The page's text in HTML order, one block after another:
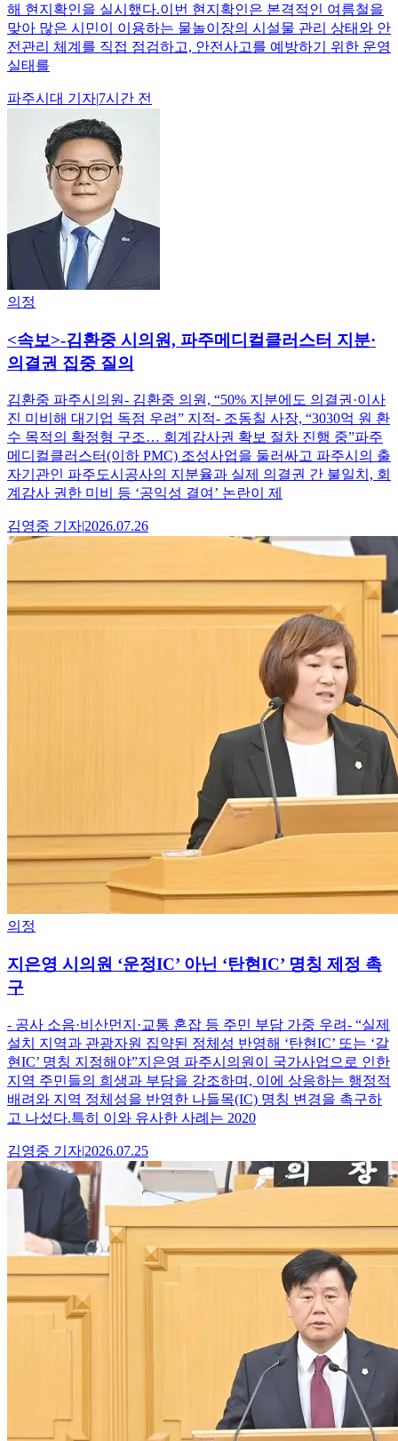
해 현지확인을 실시했다.이번 현지확인은 본격적인 여름철을
맞아 많은 시민이 이용하는 물놀이장의 시설물 관리 상태와 안
전관리 체계를 직접 점검하고, 안전사고를 예방하기 위한 운영
실태를
파주시대 기자|7시간 전
의정
<속보>-김환중 시의원, 파주메디컬클러스터 지분·
의결권 집중 질의
김환중 파주시의원- 김환중 의원, “50% 지분에도 의결권·이사
진 미비해 대기업 독점 우려” 지적- 조동칠 사장, “3030억 원 환
수 목적의 확정형 구조… 회계감사권 확보 절차 진행 중”파주
메디컬클러스터(이하 PMC) 조성사업을 둘러싸고 파주시의 출
자기관인 파주도시공사의 지분율과 실제 의결권 간 불일치, 회
계감사 권한 미비 등 ‘공익성 결여’ 논란이 제
김영중 기자|2026.07.26
의정
지은영 시의원 ‘운정IC’ 아닌 ‘탄현IC’ 명칭 제정 촉
구
- 공사 소음·비산먼지·교통 혼잡 등 주민 부담 가중 우려- “실제
설치 지역과 관광자원 집약된 정체성 반영해 ‘탄현IC’ 또는 ‘갈
현IC’ 명칭 지정해야”지은영 파주시의원이 국가사업으로 인한
지역 주민들의 희생과 부담을 강조하며, 이에 상응하는 행정적
배려와 지역 정체성을 반영한 나들목(IC) 명칭 변경을 촉구하
고 나섰다.특히 이와 유사한 사례는 2020
김영중 기자|2026.07.25